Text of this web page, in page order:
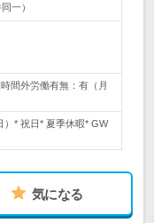
一）
間外労働有無：有（月
）* 祝日* 夏季休暇* GW
気になる